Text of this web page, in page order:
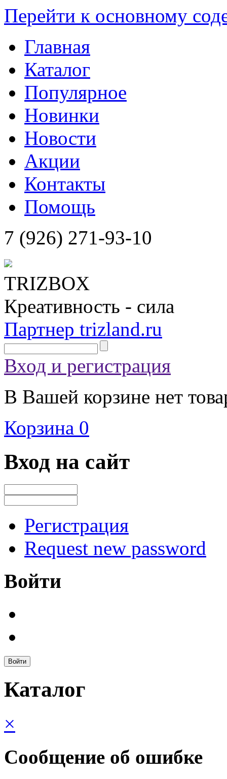
Перейти к основному
Главная
Каталог
Популярное
Новинки
Новости
Акции
Контакты
Помощь
7 (926) 271-93-10
TRIZBOX
Креативность - сила
Партнер trizland.ru
Вход и регистрация
В Вашей корзине нет
Корзина 0
Вход на сайт
Регистрация
Request new password
Войти
Войти
Каталог
×
Сообщение об ошибке